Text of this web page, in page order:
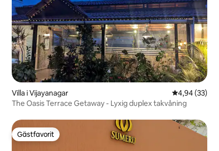
Villa i Vijayanagar 4,94 av 5 i
4,94 (33)
The Oasis Terrace Getaway - Lyxig duplex takvåning
Gästfavorit
Gästfavorit